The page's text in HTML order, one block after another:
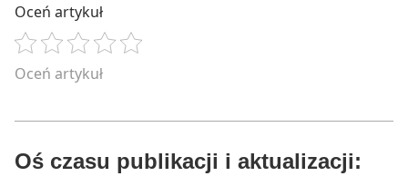
Oceń artykuł
Oceń artykuł
Oś czasu publikacji i aktualizacji: